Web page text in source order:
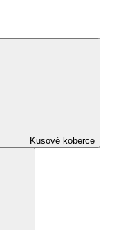
Kusové koberce